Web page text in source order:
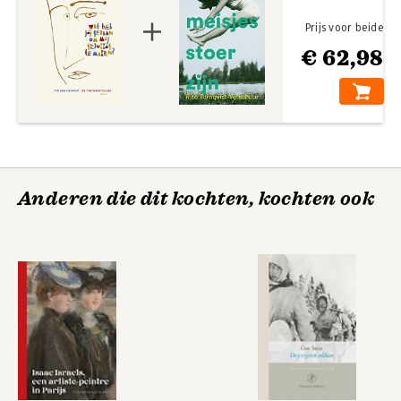
€ 62,98
Prijs voor beide
Anderen die dit kochten, kochten ook